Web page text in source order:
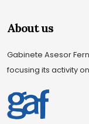
About us
Gabinete Asesor
focusing its activity